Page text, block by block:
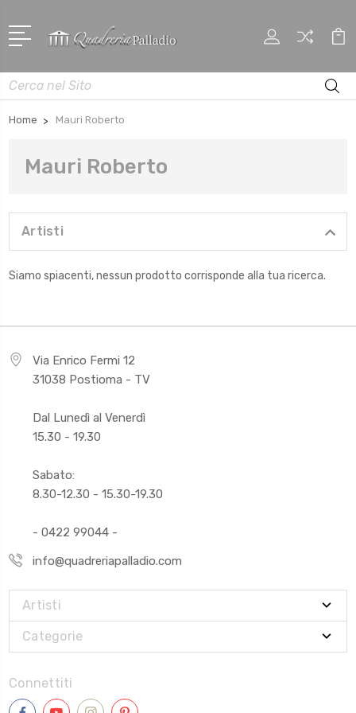
Cerca
Home Mauri Roberto
Mauri Roberto
Artisti
Siamo spiacenti, nessun prodotto corrisponde alla tua ricerca.
Via Enrico Fermi 12
31038 Postioma - TV
Dal Lunedì al Venerdì
15.30 - 19.30
Sabato:
8.30-12.30 - 15.30-19.30
- 0422 99044 -
info@quadreriapalladio.com
Artisti
Categorie
Connettiti